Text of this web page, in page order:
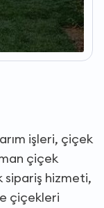
işleri, çiçek
çiçek
sipariş hizmeti,
çiçekleri